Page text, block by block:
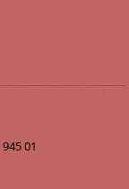
945 01